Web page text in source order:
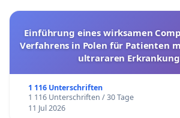
Einführung eines wirksamen
Verfahrens in Polen für Patienten
ultrararen
1 116 Unterschriften
1 116 Unterschriften / 30 Tage
11 Jul 2026